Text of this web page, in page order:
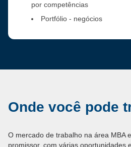
por competências
Portfólio - negócios
Onde você pode
O mercado de trabalho na área MBA
promissor, com várias oportunidades